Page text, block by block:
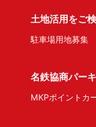
土地活用をご
駐車場用地募集
名鉄協商パー
MKPポイントカ